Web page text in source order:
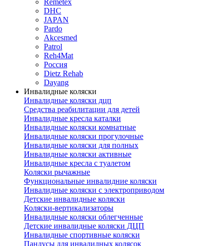
Remetex
DHC
JAPAN
Pardo
Akcesmed
Patrol
Reh4Mat
Россия
Dietz Rehab
Dayang
Инвалидные коляски
Инвалидные коляски дцп
Средства реабилитации для детей
Инвалидные кресла каталки
Инвалидные коляски комнатные
Инвалидные коляски прогулочные
Инвалидные коляски для полных
Инвалидные коляски активные
Инвалидные кресла с туалетом
Коляски рычажные
Функциональные инвалидние коляски
Инвалидные коляски с электроприводом
Детские инвалидные коляски
Коляски-вертикализаторы
Инвалидные коляски облегченные
Детские инвалидные коляски ДЦП
Инвалидные спортивные коляски
Пандусы для инвалидных колясок